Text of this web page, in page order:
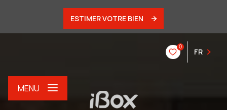
ESTIMER VOTRE BIEN
0
FR
MENU